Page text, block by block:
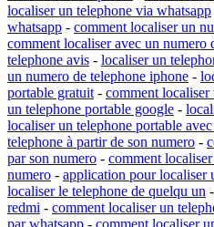
localiser un telephone via whatsapp
whatsapp - comment localiser un
comment localiser avec un numero
telephone avis - localiser un
un numero de telephone iphone -
portable gratuit - comment localiser
un telephone portable google -
localiser un telephone portable
telephone à partir de son numero -
par son numero - comment
numero - application pour localiser
localiser le telephone de quelqu un -
redmi - comment localiser un
par whatsapp - comment localiser